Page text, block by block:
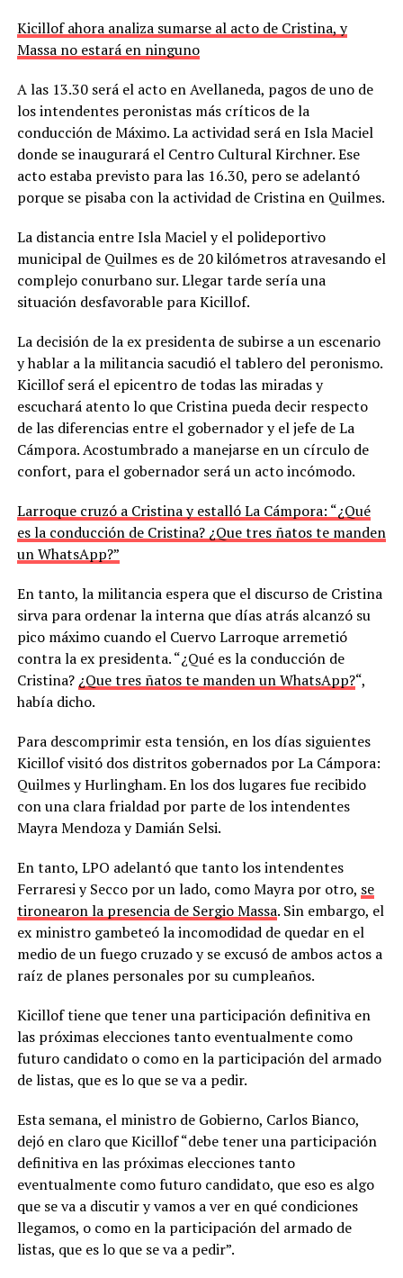
Kicillof ahora analiza sumarse al acto de Cristina, y
Massa no estará en ninguno
A las 13.30 será el acto en Avellaneda, pagos de uno de
los intendentes peronistas más críticos de la
conducción de Máximo. La actividad será en Isla Maciel
donde se inaugurará el Centro Cultural Kirchner. Ese
acto estaba previsto para las 16.30, pero se adelantó
porque se pisaba con la actividad de Cristina en Quilmes.
La distancia entre Isla Maciel y el polideportivo
municipal de Quilmes es de 20 kilómetros atravesando el
complejo conurbano sur. Llegar tarde sería una
situación desfavorable para Kicillof.
La decisión de la ex presidenta de subirse a un escenario
y hablar a la militancia sacudió el tablero del peronismo.
Kicillof será el epicentro de todas las miradas y
escuchará atento lo que Cristina pueda decir respecto
de las diferencias entre el gobernador y el jefe de La
Cámpora. Acostumbrado a manejarse en un círculo de
confort, para el gobernador será un acto incómodo.
Larroque cruzó a Cristina y estalló La Cámpora: “¿Qué
es la conducción de Cristina? ¿Que tres ñatos te manden
un WhatsApp?”
En tanto, la militancia espera que el discurso de Cristina
sirva para ordenar la interna que días atrás alcanzó su
pico máximo cuando el Cuervo Larroque arremetió
contra la ex presidenta. “¿Qué es la conducción de
Cristina? ¿Que tres ñatos te manden un WhatsApp?“,
había dicho.
Para descomprimir esta tensión, en los días siguientes
Kicillof visitó dos distritos gobernados por La Cámpora:
Quilmes y Hurlingham. En los dos lugares fue recibido
con una clara frialdad por parte de los intendentes
Mayra Mendoza y Damián Selsi.
En tanto, LPO adelantó que tanto los intendentes
Ferraresi y Secco por un lado, como Mayra por otro, se
tironearon la presencia de Sergio Massa. Sin embargo, el
ex ministro gambeteó la incomodidad de quedar en el
medio de un fuego cruzado y se excusó de ambos actos a
raíz de planes personales por su cumpleaños.
Kicillof tiene que tener una participación definitiva en
las próximas elecciones tanto eventualmente como
futuro candidato o como en la participación del armado
de listas, que es lo que se va a pedir.
Esta semana, el ministro de Gobierno, Carlos Bianco,
dejó en claro que Kicillof “debe tener una participación
definitiva en las próximas elecciones tanto
eventualmente como futuro candidato, que eso es algo
que se va a discutir y vamos a ver en qué condiciones
llegamos, o como en la participación del armado de
listas, que es lo que se va a pedir”.